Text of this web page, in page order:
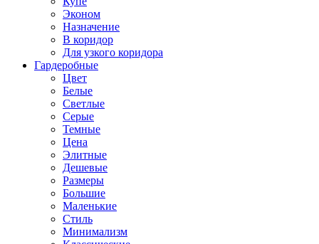
Эконом
Назначение
В коридор
Для узкого коридора
Гардеробные
Цвет
Белые
Светлые
Серые
Темные
Цена
Элитные
Дешевые
Размеры
Большие
Маленькие
Стиль
Минимализм